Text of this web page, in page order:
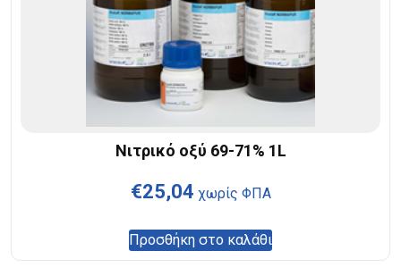
Νιτρικό οξύ 69-71% 1L
€25,04 χωρίς ΦΠΑ
Προσθήκη στο καλάθι